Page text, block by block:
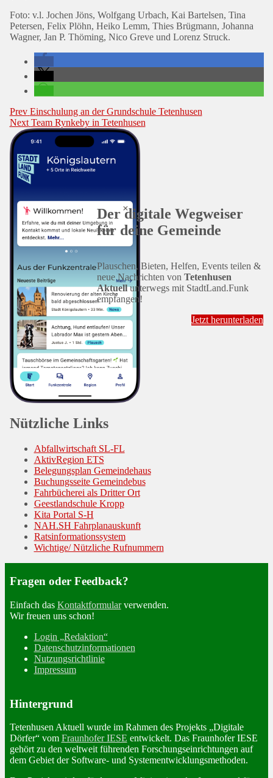
Foto: v.l. Jochen Jöns, Wolfgang Urbach, Kai Bartelsen, Tina
Petersen, Felix Plöhn, Heiko Lemm, Thies Brügmann, Johanna
Wagner, Jan P. Thöming, Nico Greve und Lorenz Struck.
Beitragsnavigation
Prev Einschulung an der Grundschule Tetenhusen
Next Team Rynkeby in Tetenhusen
Der digitale Wegweiser
für deine Gemeinde
Plauschen, Bieten, Helfen, Events teilen &
neue Nachrichten vonTetenhusen
Aktuellunterwegs mit StadtLand.Funk
empfangen!
Jetzt herunterladen
Nützliche Links
Abfallwirtschaft SL-FL
AktivRegion ETS
Belegungsplan Gemeindehaus
Buchungsseite Gemeindebus
Fahrbücherei als Dritter Ort
Geestlandschule Kropp
Kita Portal S-H
NAH.SH Fahrplanauskunft
Ratsinformationssystem
Wichtige/ Nützliche Rufnummern
Fragen oder Feedback?
Einfach das Kontaktformularverwenden.
Wir freuen uns schon!
Login „Redaktion“
Datenschutzinformationen
Nutzungsrichtlinie
Impressum
Hintergrund
Tetenhusen Aktuell wurde im Rahmen des Projekts „Digitale
Dörfer“ vom Fraunhofer IESE entwickelt. Das Fraunhofer IESE
gehört zu den weltweit führenden Forschungseinrichtungen auf
dem Gebiet der Software- und Systementwicklungsmethoden.